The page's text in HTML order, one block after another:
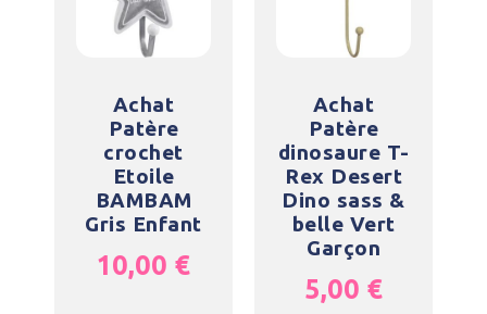
Achat
Patère
crochet
Etoile
BAMBAM
Gris Enfant
10,00 €
Achat
Patère
dinosaure T-
Rex Desert
Dino sass &
belle Vert
Garçon
5,00 €